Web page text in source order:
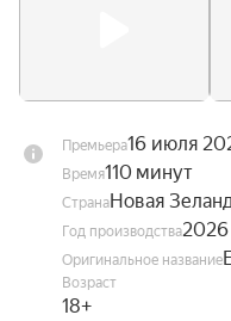
Премьера16 июля
Время110 минут
СтранаНовая
Год производства2026
Оригинальное название
Возраст
18+